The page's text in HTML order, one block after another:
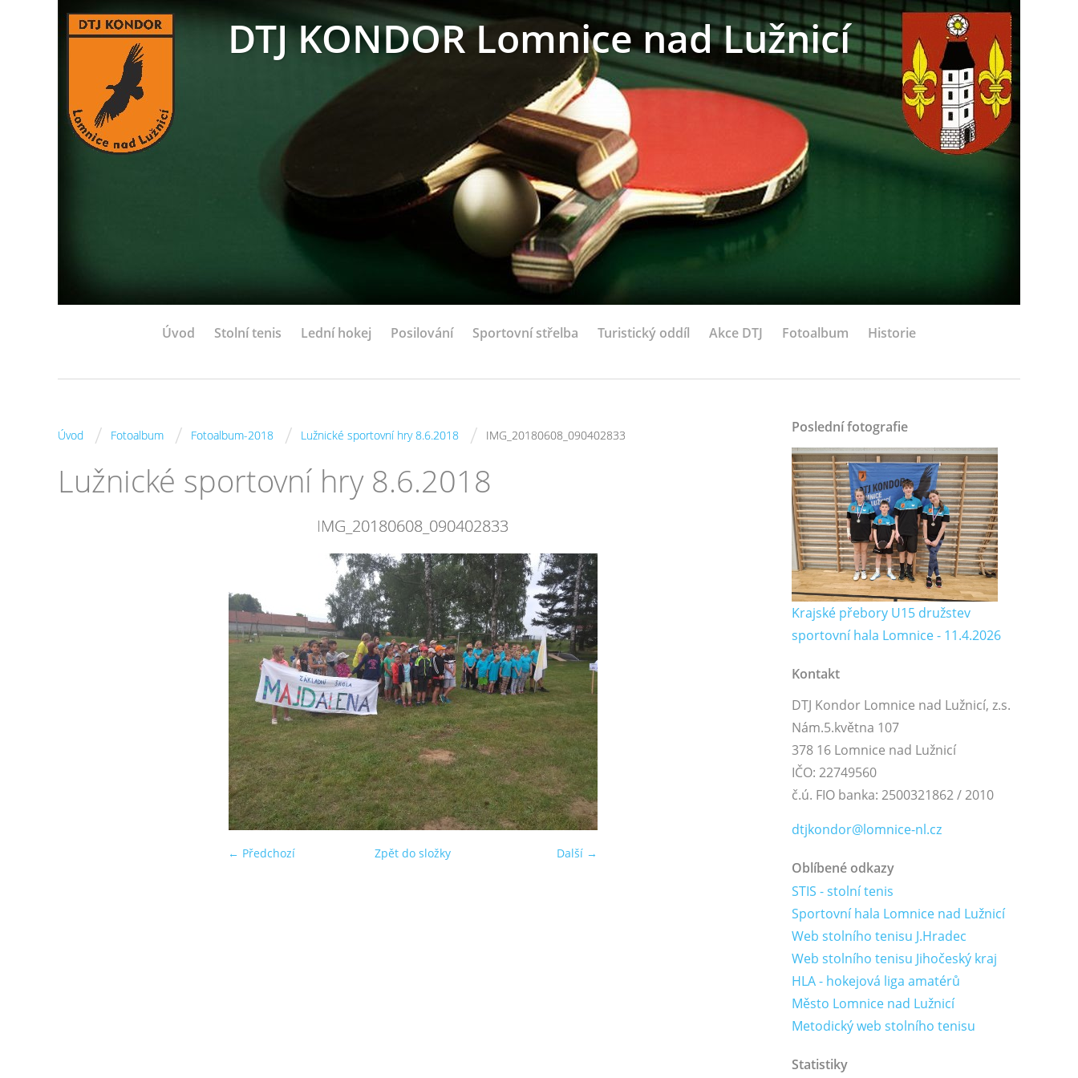
DTJ KONDOR Lomnice nad Lužnicí
Úvod Stolní tenis Lední hokej Posilování Sportovní střelba Turistický oddíl Akce DTJ Fotoalbum Historie
Úvod / Fotoalbum / Fotoalbum-2018 / Lužnické sportovní hry 8.6.2018 / IMG_20180608_090402833
Lužnické sportovní hry 8.6.2018
IMG_20180608_090402833
← Předchozí Další →
Zpět do složky
Poslední fotografie
Krajské přebory U15 družstev
sportovní hala Lomnice - 11.4.2026
Kontakt
DTJ Kondor Lomnice nad Lužnicí, z.s.
Nám.5.května 107
378 16 Lomnice nad Lužnicí
IČO: 22749560
č.ú. FIO banka: 2500321862 / 2010
dtjkondor@lomnice-nl.cz
Oblíbené odkazy
STIS - stolní tenis
Sportovní hala Lomnice nad Lužnicí
Web stolního tenisu J.Hradec
Web stolního tenisu Jihočeský kraj
HLA - hokejová liga amatérů
Město Lomnice nad Lužnicí
Metodický web stolního tenisu
Statistiky